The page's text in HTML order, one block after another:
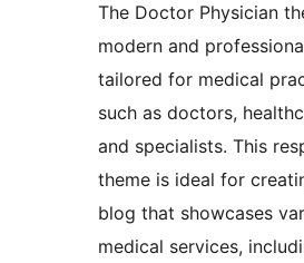
The Doctor Physician
modern and
tailored for medical
such as doctors,
and specialists. This
theme is ideal for
blog that showcases
medical services,